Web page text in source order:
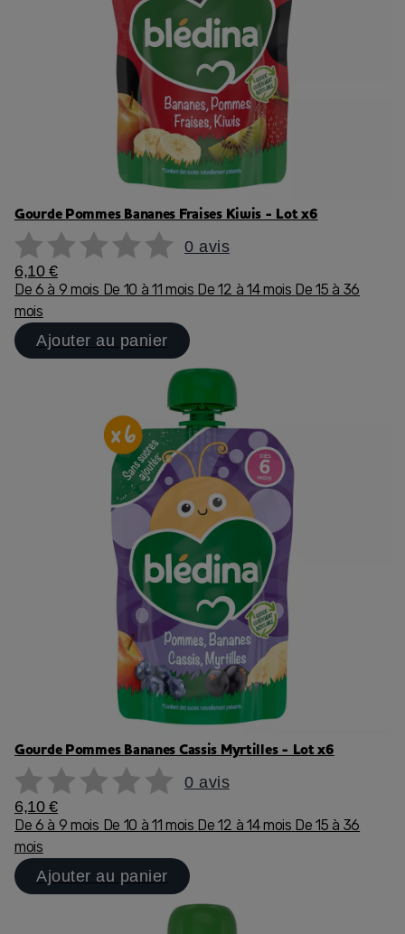
Gourde Pommes Bananes Fraises Kiwis - Lot x6
0 avis
6,10 €
De 6 à 9 mois De 10 à 11 mois De 12 à 14 mois De 15 à 36
mois
Ajouter au panier
Gourde Pommes Bananes Cassis Myrtilles - Lot x6
0 avis
6,10 €
De 6 à 9 mois De 10 à 11 mois De 12 à 14 mois De 15 à 36
mois
Ajouter au panier